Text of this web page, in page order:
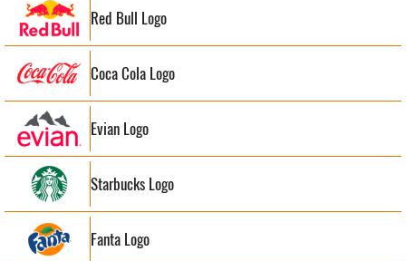
Red Bull Logo
Coca Cola Logo
Evian Logo
Starbucks Logo
Fanta Logo